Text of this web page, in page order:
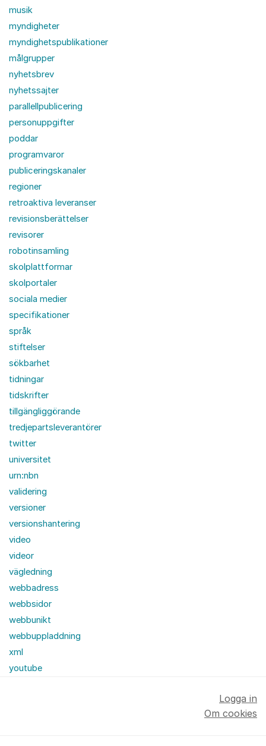
musik
myndigheter
myndighetspublikationer
målgrupper
nyhetsbrev
nyhetssajter
parallellpublicering
personuppgifter
poddar
programvaror
publiceringskanaler
regioner
retroaktiva leveranser
revisionsberättelser
revisorer
robotinsamling
skolplattformar
skolportaler
sociala medier
specifikationer
språk
stiftelser
sökbarhet
tidningar
tidskrifter
tillgängliggörande
tredjepartsleverantörer
twitter
universitet
urn:nbn
validering
versioner
versionshantering
video
videor
vägledning
webbadress
webbsidor
webbunikt
webbuppladdning
xml
youtube
Logga in
Om cookies